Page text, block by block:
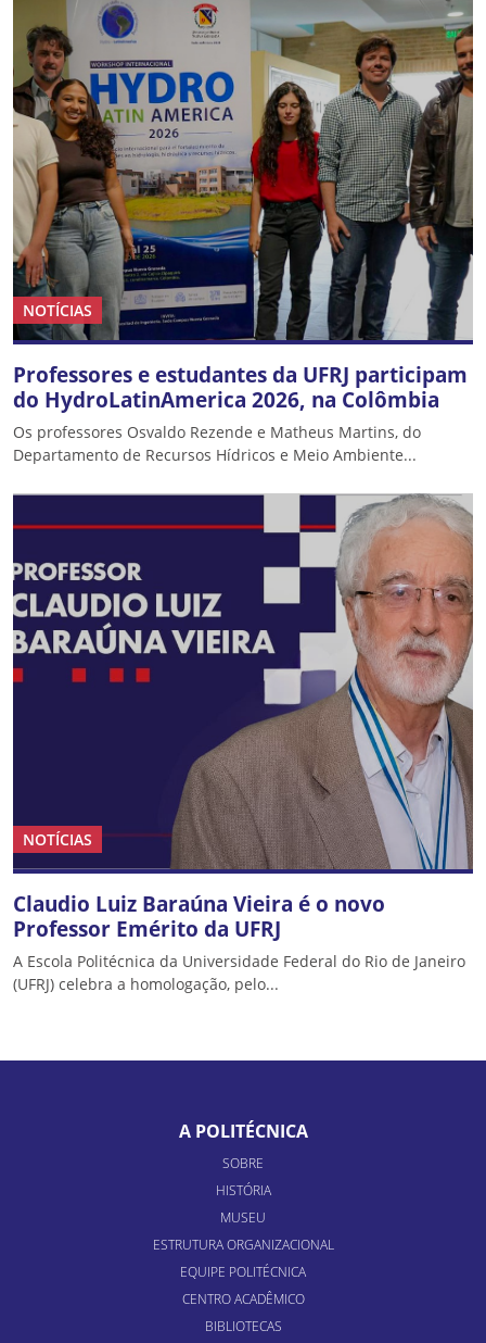
NOTÍCIAS
Professores e estudantes da UFRJ participam
do HydroLatinAmerica 2026, na Colômbia
Os professores Osvaldo Rezende e Matheus Martins, do
Departamento de Recursos Hídricos e Meio Ambiente...
NOTÍCIAS
Claudio Luiz Baraúna Vieira é o novo
Professor Emérito da UFRJ
A Escola Politécnica da Universidade Federal do Rio de Janeiro
(UFRJ) celebra a homologação, pelo...
A POLITÉCNICA
SOBRE
HISTÓRIA
MUSEU
ESTRUTURA ORGANIZACIONAL
EQUIPE POLITÉCNICA
CENTRO ACADÊMICO
BIBLIOTECAS